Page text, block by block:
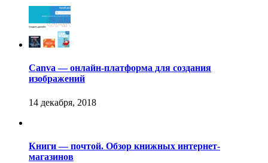
Canva — онлайн-платформа для создания
изображений
Книги — почтой. Обзор книжных интернет-
магазинов